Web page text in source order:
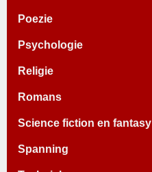
Poezie
Psychologie
Religie
Romans
Science fiction en fantasy
Spanning